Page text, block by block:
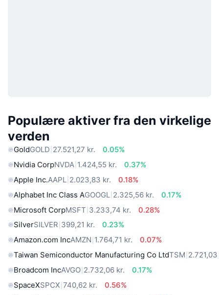
Populære aktiver fra den virkelige
verden
GoldGOLD 27.521,27 kr.
0.05%
Nvidia CorpNVDA 1.424,55 kr.
0.37%
Apple Inc.AAPL 2.023,83 kr.
0.18%
Alphabet Inc Class AGOOGL 2.325,56 kr.
0.17%
Microsoft CorpMSFT 3.233,74 kr.
0.28%
SilverSILVER 399,21 kr.
0.23%
Amazon.com IncAMZN 1.764,71 kr.
0.07%
Taiwan Semiconductor Manufacturing Co LtdTSM
Broadcom IncAVGO 2.732,06 kr.
0.17%
SpaceXSPCX 740,62 kr.
0.56%